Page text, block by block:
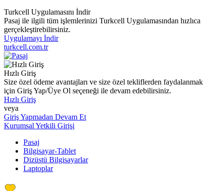
Turkcell Uygulamasını İndir
Pasaj ile ilgili tüm işlemlerinizi Turkcell Uygulamasından hızlıca
gerçekleştirebilirsiniz.
Uygulamayı İndir
turkcell.com.tr
Hızlı Giriş
Size özel ödeme avantajları ve size özel tekliflerden faydalanmak
için Giriş Yap/Üye Ol seçeneği ile devam edebilirsiniz.
Hızlı Giriş
veya
Giriş Yapmadan Devam Et
Kurumsal Yetkili Girişi
Pasaj
Bilgisayar-Tablet
Dizüstü Bilgisayarlar
Laptoplar